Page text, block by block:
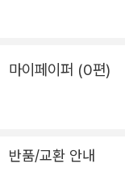
마이페이퍼 (0편)
반품/교환 안내